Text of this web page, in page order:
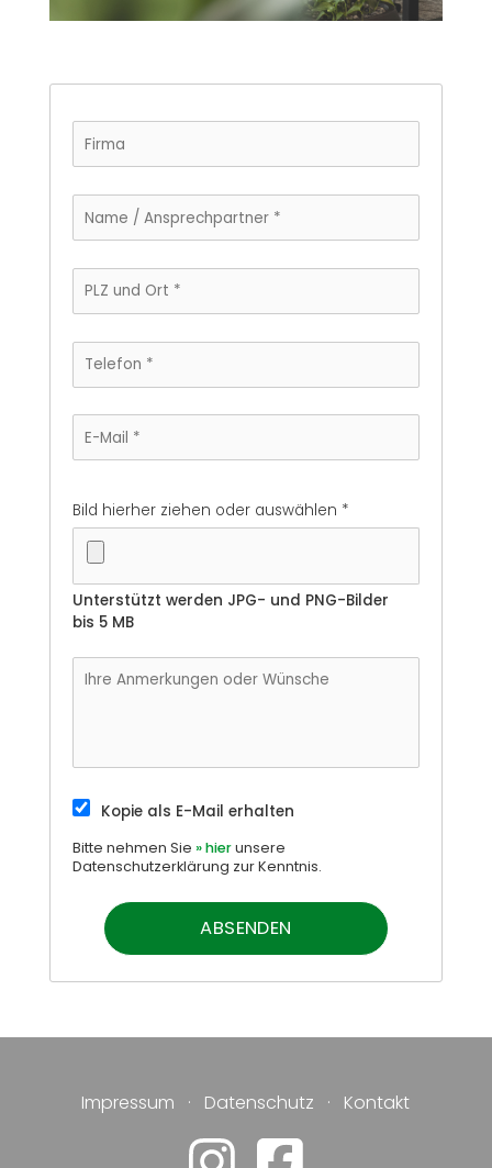
Bild hierher ziehen oder auswählen *
Unterstützt werden JPG- und PNG-Bilder
bis 5 MB
Kopie als E-Mail erhalten
Bitte nehmen Sie » hierunsere
Datenschutzerklärung zur Kenntnis.
Impressum · Datenschutz · Kontakt